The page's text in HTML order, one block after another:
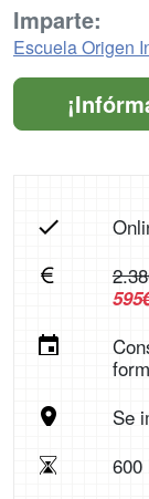
Imparte:
Escuela Origen
Se
600